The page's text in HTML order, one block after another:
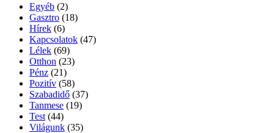
Egyéb (2)
Gasztro (18)
Hírek (6)
Kapcsolatok (47)
Lélek (69)
Otthon (23)
Pénz (21)
Pozitív (58)
Szabadidő (37)
Tanmese (19)
Test (44)
Világunk (35)